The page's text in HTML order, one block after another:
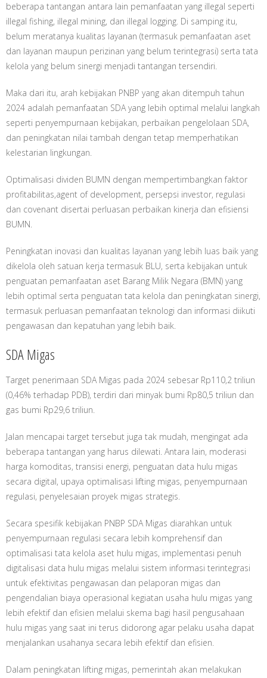
beberapa tantangan antara lain pemanfaatan yang illegal seperti
illegal fishing, illegal mining, dan illegal logging. Di samping itu,
belum meratanya kualitas layanan (termasuk pemanfaatan aset
dan layanan maupun perizinan yang belum terintegrasi) serta tata
kelola yang belum sinergi menjadi tantangan tersendiri.
Maka dari itu, arah kebijakan PNBP yang akan ditempuh tahun
2024 adalah pemanfaatan SDA yang lebih optimal melalui langkah
seperti penyempurnaan kebijakan, perbaikan pengelolaan SDA,
dan peningkatan nilai tambah dengan tetap memperhatikan
kelestarian lingkungan.
Optimalisasi dividen BUMN dengan mempertimbangkan faktor
profitabilitas,agent of development, persepsi investor, regulasi
dan covenant disertai perluasan perbaikan kinerja dan efisiensi
BUMN.
Peningkatan inovasi dan kualitas layanan yang lebih luas baik yang
dikelola oleh satuan kerja termasuk BLU, serta kebijakan untuk
penguatan pemanfaatan aset Barang Milik Negara (BMN) yang
lebih optimal serta penguatan tata kelola dan peningkatan sinergi,
termasuk perluasan pemanfaatan teknologi dan informasi diikuti
pengawasan dan kepatuhan yang lebih baik.
SDA Migas
Target penerimaan SDA Migas pada 2024 sebesar Rp110,2 triliun
(0,46% terhadap PDB), terdiri dari minyak bumi Rp80,5 triliun dan
gas bumi Rp29,6 triliun.
Jalan mencapai target tersebut juga tak mudah, mengingat ada
beberapa tantangan yang harus dilewati. Antara lain, moderasi
harga komoditas, transisi energi, penguatan data hulu migas
secara digital, upaya optimalisasi lifting migas, penyempurnaan
regulasi, penyelesaian proyek migas strategis.
Secara spesifik kebijakan PNBP SDA Migas diarahkan untuk
penyempurnaan regulasi secara lebih komprehensif dan
optimalisasi tata kelola aset hulu migas, implementasi penuh
digitalisasi data hulu migas melalui sistem informasi terintegrasi
untuk efektivitas pengawasan dan pelaporan migas dan
pengendalian biaya operasional kegiatan usaha hulu migas yang
lebih efektif dan efisien melalui skema bagi hasil pengusahaan
hulu migas yang saat ini terus didorong agar pelaku usaha dapat
menjalankan usahanya secara lebih efektif dan efisien.
Dalam peningkatan lifting migas, pemerintah akan melakukan